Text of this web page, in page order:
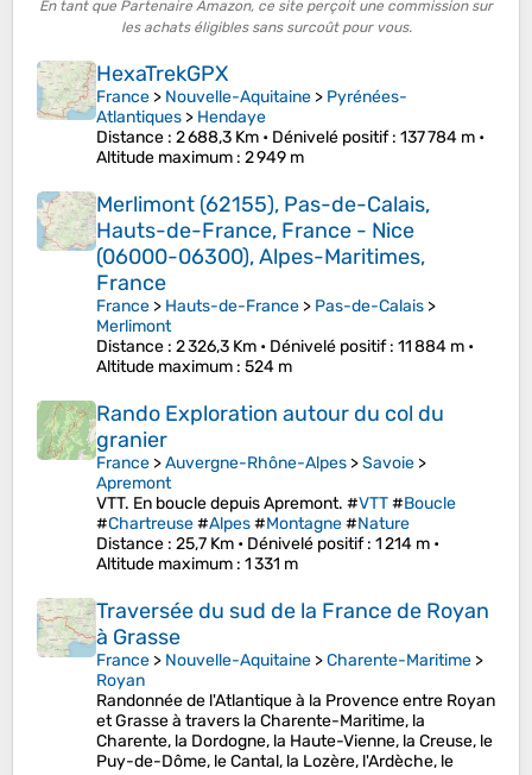
En tant que Partenaire Amazon, ce site perçoit une commission sur
les achats éligibles sans surcoût pour vous.
HexaTrekGPX
France > Nouvelle-Aquitaine > Pyrénées-
Atlantiques > Hendaye
Distance : 2 688,3 Km • Dénivelé positif: 137 784 m •
Altitude maximum : 2 949 m
Merlimont (62155), Pas-de-Calais,
Hauts-de-France, France - Nice
(06000-06300), Alpes-Maritimes,
France
France > Hauts-de-France > Pas-de-Calais >
Merlimont
Distance : 2 326,3 Km • Dénivelé positif: 11 884 m •
Altitude maximum : 524 m
Rando Exploration autour du col du
granier
France >Auvergne-Rhône-Alpes >Savoie >
Apremont
VTT. En boucle depuis Apremont. #VTT#Boucle
#Chartreuse#Alpes#Montagne#Nature
Distance : 25,7 Km • Dénivelé positif: 1 214 m •
Altitude maximum : 1 331 m
Traversée du sud de la France de Royan
à Grasse
France > Nouvelle-Aquitaine >Charente-Maritime >
Royan
Randonnée de l'Atlantique à la Provence entre Royan
et Grasse à travers la Charente-Maritime, la
Charente, la Dordogne, la Haute-Vienne, la Creuse, le
Puy-de-Dôme, le Cantal, la Lozère, l'Ardèche, le